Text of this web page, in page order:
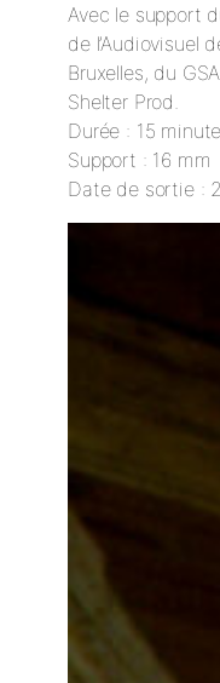
Avec le support
de l’Audiovisuel
Bruxelles, du
Shelter Prod.
Durée : 15
Support : 16 mm
Date de sortie :